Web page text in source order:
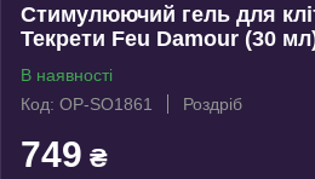
Стимулюючий гель для
Текрети Feu Damour (30
В наявності
Код: OP-SO1861
Роздріб
749 ₴